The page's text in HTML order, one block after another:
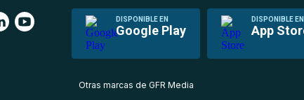
DISPONIBLE EN
Google Play
DISPONIBLE EN
App
Otras marcas de GFR Media